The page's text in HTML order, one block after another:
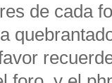
de cada